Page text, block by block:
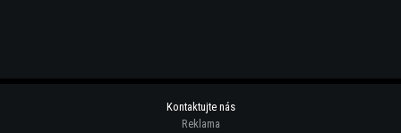
Kontaktujte nás
Reklama